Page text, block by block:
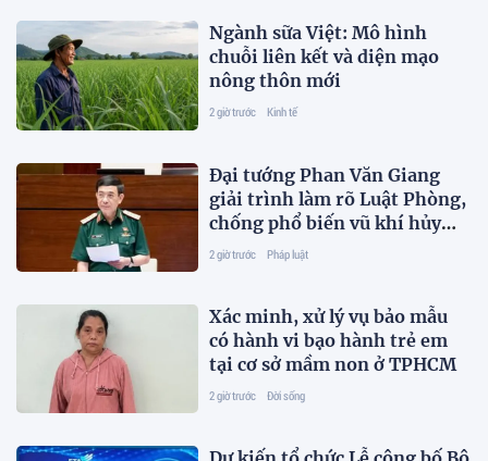
Ngành sữa Việt: Mô hình
chuỗi liên kết và diện mạo
nông thôn mới
2 giờ trước Kinh tế
Đại tướng Phan Văn Giang
giải trình làm rõ Luật Phòng,
chống phổ biến vũ khí hủy
diệt hàng loạt
2 giờ trước Pháp luật
Xác minh, xử lý vụ bảo mẫu
có hành vi bạo hành trẻ em
tại cơ sở mầm non ở TPHCM
2 giờ trước Đời sống